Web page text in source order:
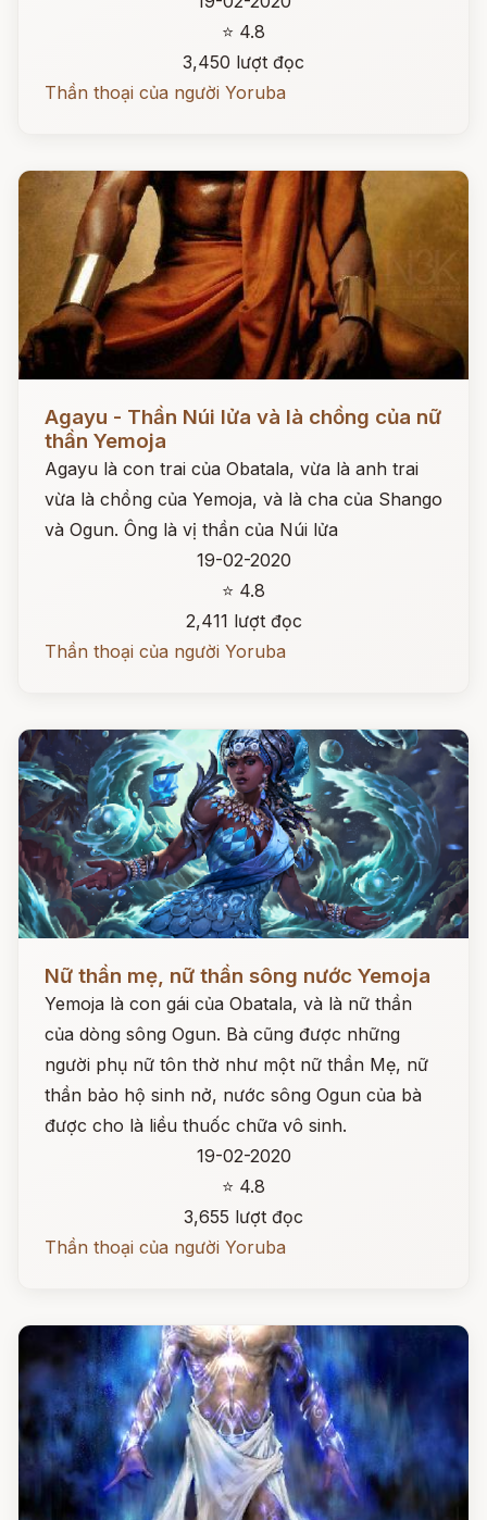
⭐ 4.8
3,450 lượt đọc
Thần thoại của người Yoruba
Agayu - Thần Núi lửa và là chồng của nữ
thần Yemoja
Agayu là con trai của Obatala, vừa là anh trai
vừa là chồng của Yemoja, và là cha của Shango
và Ogun. Ông là vị thần của Núi lửa
19-02-2020
⭐ 4.8
2,411 lượt đọc
Thần thoại của người Yoruba
Nữ thần mẹ, nữ thần sông nước Yemoja
Yemoja là con gái của Obatala, và là nữ thần
của dòng sông Ogun. Bà cũng được những
người phụ nữ tôn thờ như một nữ thần Mẹ, nữ
thần bảo hộ sinh nở, nước sông Ogun của bà
được cho là liều thuốc chữa vô sinh.
19-02-2020
⭐ 4.8
3,655 lượt đọc
Thần thoại của người Yoruba